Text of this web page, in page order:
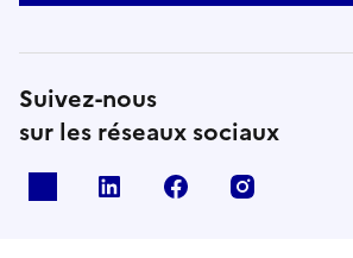
Suivez-nous
sur les réseaux sociaux
Linkedin Facebook